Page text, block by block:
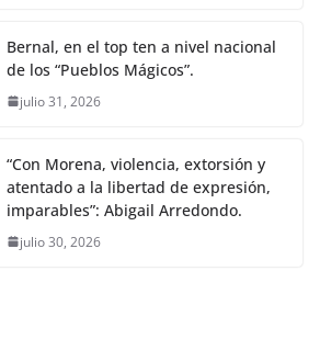
Bernal, en el top ten a nivel nacional
de los “Pueblos Mágicos”.
julio 31, 2026
“Con Morena, violencia, extorsión y
atentado a la libertad de expresión,
imparables”: Abigail Arredondo.
julio 30, 2026